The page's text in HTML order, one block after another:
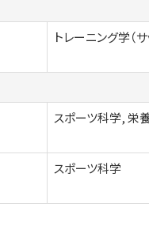
トレーニング学（サ
スポーツ科学, 栄
スポーツ科学